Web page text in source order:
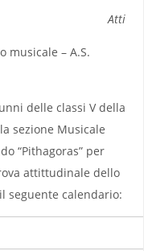
Atti
musicale – A.S.
delle classi V della
sezione Musicale
“Pithagoras” per
attittudinale dello
seguente calendario: